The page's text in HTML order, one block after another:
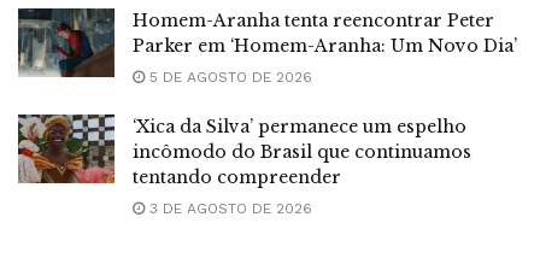
Homem-Aranha tenta reencontrar Peter
Parker em ‘Homem-Aranha: Um Novo Dia’
5 DE AGOSTO DE 2026
‘Xica da Silva’ permanece um espelho
incômodo do Brasil que continuamos
tentando compreender
3 DE AGOSTO DE 2026